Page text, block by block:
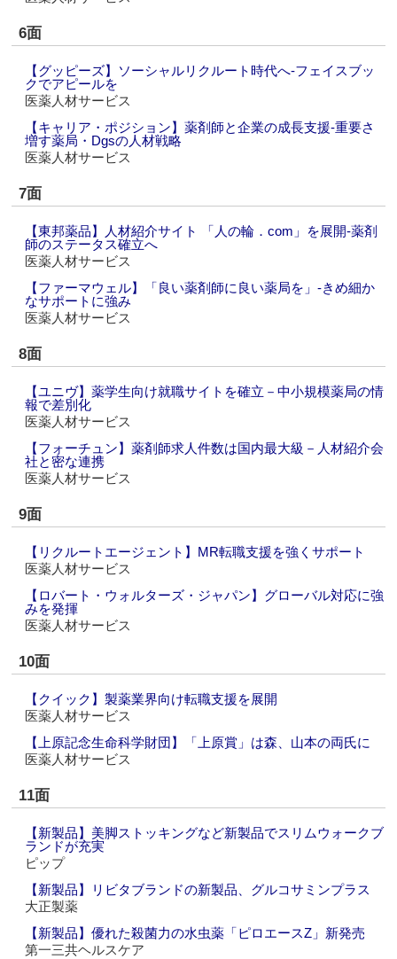
6面
【グッピーズ】ソーシャルリクルート時代へ‐フェイスブッ
クでアピールを
医薬人材サービス
【キャリア・ポジション】薬剤師と企業の成長支援‐重要さ
増す薬局・Dgsの人材戦略
医薬人材サービス
7面
【東邦薬品】人材紹介サイト 「人の輪．com」を展開‐薬剤
師のステータス確立へ
医薬人材サービス
【ファーマウェル】「良い薬剤師に良い薬局を」‐きめ細か
なサポートに強み
医薬人材サービス
8面
【ユニヴ】薬学生向け就職サイトを確立－中小規模薬局の情
報で差別化
医薬人材サービス
【フォーチュン】薬剤師求人件数は国内最大級－人材紹介会
社と密な連携
医薬人材サービス
9面
【リクルートエージェント】MR転職支援を強くサポート
医薬人材サービス
【ロバート・ウォルターズ・ジャパン】グローバル対応に強
みを発揮
医薬人材サービス
10面
【クイック】製薬業界向け転職支援を展開
医薬人材サービス
【上原記念生命科学財団】「上原賞」は森、山本の両氏に
医薬人材サービス
11面
【新製品】美脚ストッキングなど新製品でスリムウォークブ
ランドが充実
ピップ
【新製品】リビタブランドの新製品、グルコサミンプラス
大正製薬
【新製品】優れた殺菌力の水虫薬「ピロエースZ」新発売
第一三共ヘルスケア